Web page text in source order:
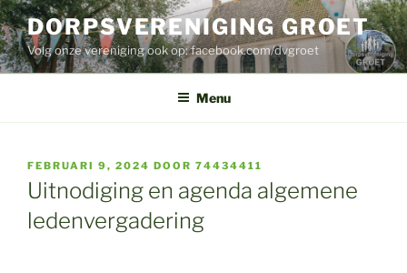
Ga
naar
de
inhoud
DORPSVERENIGING GROET
Volg onze vereniging ook op: facebook.com/dvgroet
Menu
GEPLAATST
OP
FEBRUARI 9, 2024 DOOR 74434411
Uitnodiging en agenda algemene
ledenvergadering